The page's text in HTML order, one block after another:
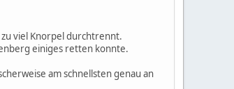
viel Knorpel durchtrennt.
einiges retten konnte.
am schnellsten genau an